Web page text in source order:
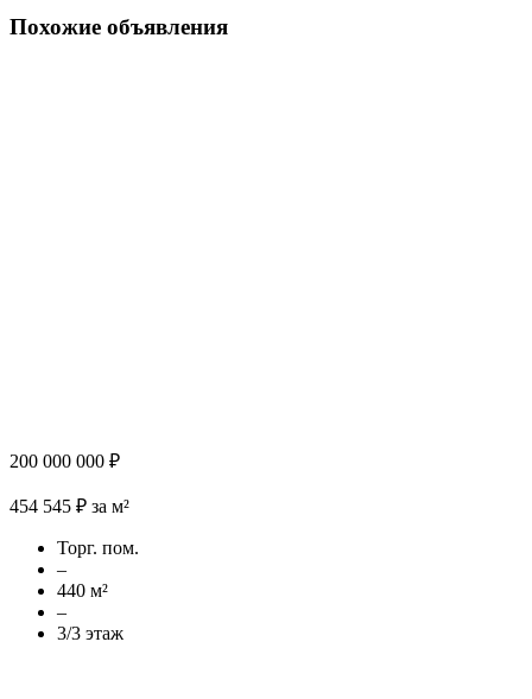
Похожие объявления
200 000 000 ₽
454 545 ₽ за м²
Торг. пом.
–
440 м²
–
3/3 этаж